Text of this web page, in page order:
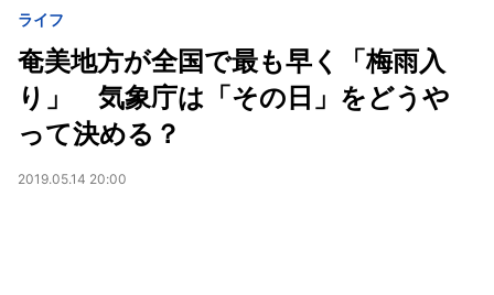
ライフ
奄美地方が全国で最も早く「梅雨入
り」 気象庁は「その日」をどうや
って決める？
2019.05.14 20:00